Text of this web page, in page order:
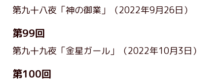
第九十八夜「神の御業」 （2022年9月26日）
第99回
第九十九夜「金星ガール」 （2022年10月3日）
第100回